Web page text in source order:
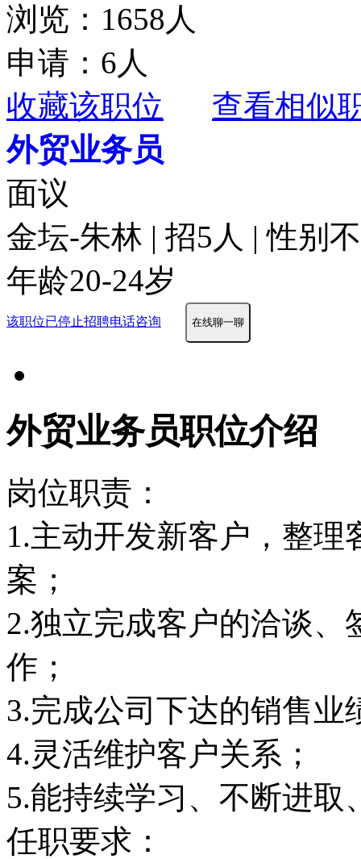
浏览：1658人
申请：6人
收藏该职位
查看相似
外贸业务员
面议
金坛-朱林 | 招5人 | 性别
年龄20-24岁
该职位已停止招聘电话咨询 在线聊一聊
外贸业务员职位介绍
岗位职责：
1.主动开发新客户，整
案；
2.独立完成客户的洽谈
作；
3.完成公司下达的销售业
4.灵活维护客户关系；
5.能持续学习、不断进取
任职要求：